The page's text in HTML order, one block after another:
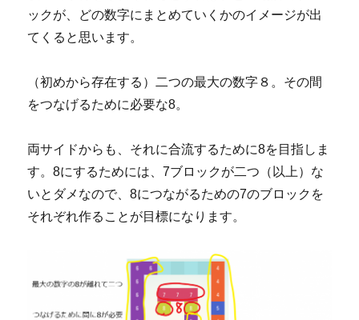
ックが、どの数字にまとめていくかのイメージが出
てくると思います。
（初めから存在する）二つの最大の数字８。その間
をつなげるために必要な8。
両サイドからも、それに合流するために8を目指しま
す。8にするためには、7ブロックが二つ（以上）な
いとダメなので、8につながるための7のブロックを
それぞれ作ることが目標になります。